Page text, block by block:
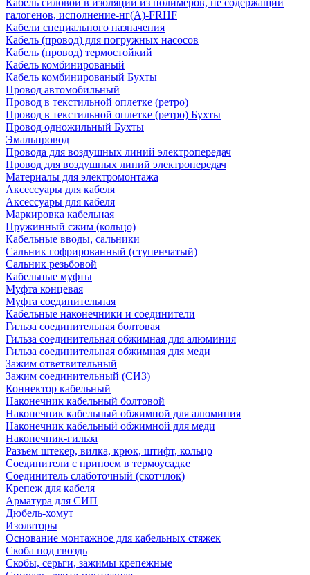
Кабель силовой в изоляции из полимеров, не содержащий
галогенов, исполнение-нг(А)-FRHF
Кабели специального назначения
Кабель (провод) для погружных насосов
Кабель (провод) термостойкий
Кабель комбинированый
Кабель комбинированый Бухты
Провод автомобильный
Провод в текстильной оплетке (ретро)
Провод в текстильной оплетке (ретро) Бухты
Провод одножильный Бухты
Эмальпровод
Провода для воздушных линий электропередач
Провод для воздушных линий электропередач
Материалы для электромонтажа
Аксессуары для кабеля
Аксессуары для кабеля
Маркировка кабельная
Пружинный сжим (кольцо)
Кабельные вводы, сальники
Сальник гофрированный (ступенчатый)
Сальник резьбовой
Кабельные муфты
Муфта концевая
Муфта соединительная
Кабельные наконечники и соединители
Гильза соединительная болтовая
Гильза соединительная обжимная для алюминия
Гильза соединительная обжимная для меди
Зажим ответвительный
Зажим соединительный (СИЗ)
Коннектор кабельный
Наконечник кабельный болтовой
Наконечник кабельный обжимной для алюминия
Наконечник кабельный обжимной для меди
Наконечник-гильза
Разъем штекер, вилка, крюк, штифт, кольцо
Соединители с припоем в термоусадке
Соединитель слаботочный (скотчлок)
Крепеж для кабеля
Арматура для СИП
Дюбель-хомут
Изоляторы
Основание монтажное для кабельных стяжек
Скоба под гвоздь
Скобы, серьги, зажимы крепежные